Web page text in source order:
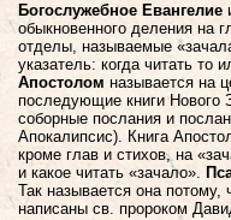
Богослужебное Евангелие
обыкновенного деления на
отделы, называемые
указатель: когда читать то
Апостолом называется на
последующие книги Нового
соборные послания и
Апокалипсис). Книга
кроме глав и стихов, на
и какое читать «зачало».
Так называется она
написаны св. пророком